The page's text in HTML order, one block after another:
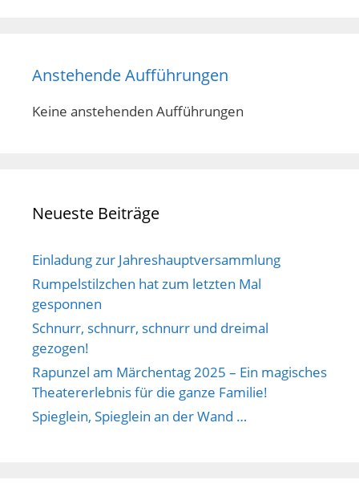
Anstehende Aufführungen
Keine anstehenden Aufführungen
Neueste Beiträge
Einladung zur Jahreshauptversammlung
Rumpelstilzchen hat zum letzten Mal
gesponnen
Schnurr, schnurr, schnurr und dreimal
gezogen!
Rapunzel am Märchentag 2025 – Ein magisches
Theatererlebnis für die ganze Familie!
Spieglein, Spieglein an der Wand …